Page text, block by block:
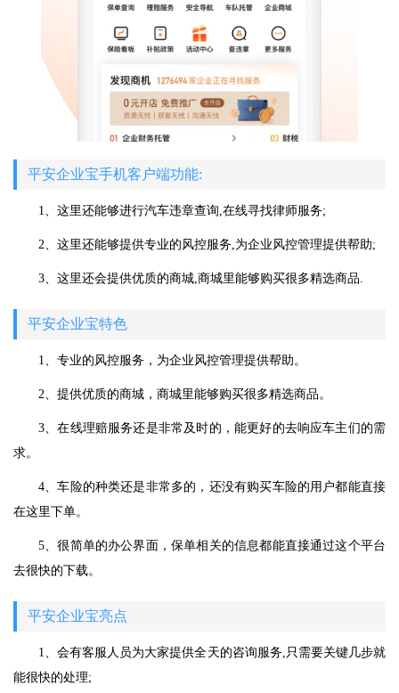
平安企业宝手机客户端功能:
1、这里还能够进行汽车违章查询,在线寻找律师服务;
2、这里还能够提供专业的风控服务,为企业风控管理提供帮助;
3、这里还会提供优质的商城,商城里能够购买很多精选商品.
平安企业宝特色
1、专业的风控服务，为企业风控管理提供帮助。
2、提供优质的商城，商城里能够购买很多精选商品。
3、在线理赔服务还是非常及时的，能更好的去响应车主们的需
求。
4、车险的种类还是非常多的，还没有购买车险的用户都能直接
在这里下单。
5、很简单的办公界面，保单相关的信息都能直接通过这个平台
去很快的下载。
平安企业宝亮点
1、会有客服人员为大家提供全天的咨询服务,只需要关键几步就
能很快的处理;